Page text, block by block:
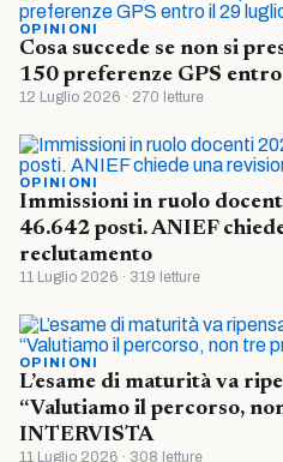
OPINIONI
Cosa succede se non si
150 preferenze GPS
12 Luglio 2026 · 270 letture
OPINIONI
Immissioni in ruolo
46.642 posti. ANIEF
reclutamento
11 Luglio 2026 · 319 letture
OPINIONI
L’esame di maturità va
“Valutiamo il percorso,
INTERVISTA
11 Luglio 2026 · 308 letture